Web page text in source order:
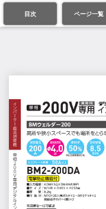
目次 ページ一覧